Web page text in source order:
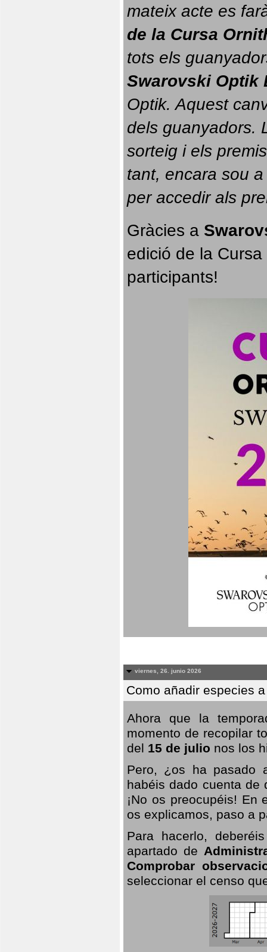
mateix acte es
de la Cursa
tots els
Swarovski Optik
Optik. Aquest
dels guanyadors.
sorteig i els
tant, encara sou
per accedir als
Gràcies a
edició de la
participants!
viernes, 26. junio 2026
Como añadir especies
Ahora que la
momento de recopilar
del 15 de julio nos los
Pero, ¿os ha pasado
habéis dado cuenta de
¡No os preocupéis!
os explicamos, paso a
Para hacerlo,
apartado de
Comprobar
seleccionar el censo